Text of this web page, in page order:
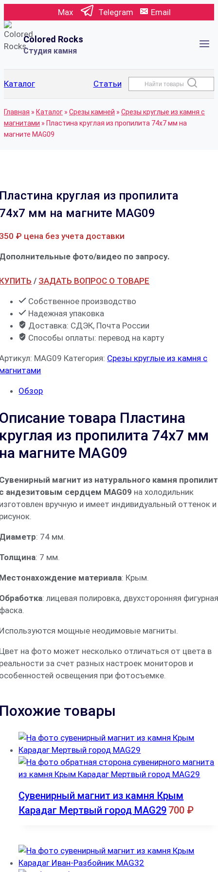
к
содержимому
Max Telegram Email
Colored Rocks
Студия камня
Каталог Статьи Найти товары
Главная » Каталог » Срезы камней » Срезы круглые из камня с
магнитами » Пластина круглая из пропилита 74х7 мм на
магните MAG09
круглая из пропилита
мм на магните MAG09
₽ цена без учета доставки
фото/видео по запросу.
/ ЗАДАТЬ ВОПРОС О ТОВАРЕ
Собственное производство
Надежная упаковка
Доставка: СДЭК, Почта России
Способы оплаты: перевод на карту
MAG09 Категория: Срезы круглые из камня с
Обзор
товара Пластина
из пропилита 74х7 мм
магните MAG09
магнит из натурального камня пропилит
андезитовым сердцем MAG09 на холодильник
вручную и имеет индивидуальный оттенок и
: 74 мм.
: 7 мм.
материала: Крым.
: лицевая полировка, двухсторонняя
мощные неодимовые магниты.
на фото может несколько отличаться от цвета в
за счет разных настроек мониторов и
освещения при фотосъемке.
товары
Сувенирный магнит из камня Крым
Карадаг Мертвый город MAG29 700 ₽